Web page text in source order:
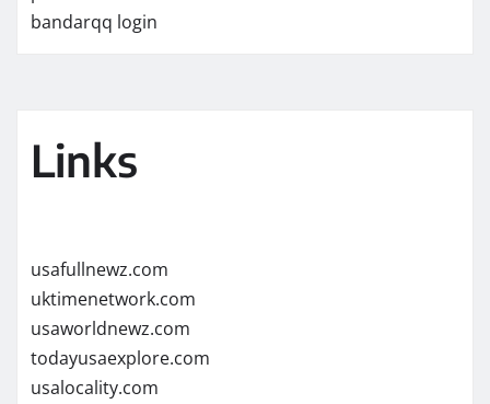
bandarqq login
Links
usafullnewz.com
uktimenetwork.com
usaworldnewz.com
todayusaexplore.com
usalocality.com